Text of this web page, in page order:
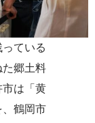
ている
た郷土料
市は「黄
、鶴岡市